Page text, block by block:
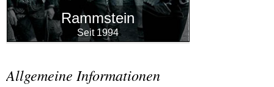
Rammstein
Seit 1994
Allgemeine Informationen